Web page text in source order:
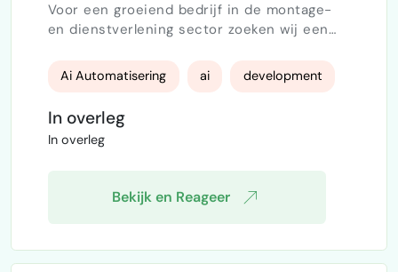
Voor een groeiend bedrijf in de montage-
en dienstverlening sector zoeken wij een
die een schaalbaar systeem kan opzetten
dat marketing, werving, planning en
facturatie samenbrengt. Het doel is om een
groot deel van de bedrijfsvoering te
automatiseren en centraal aan te sturen
Ai Automatisering ai development
In overleg
In overleg
Bekijk en Reageer